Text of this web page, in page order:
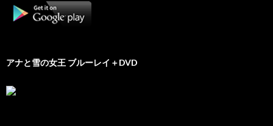
アナと雪の女王 ブルーレイ＋DVD